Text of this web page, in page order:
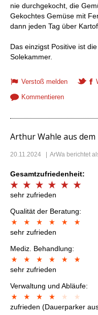
nie durchgekocht, die
Gekochtes Gemüse mit
dann jeden Tag über
Das einzigst Positive ist
Solekammer.
Verstoß melden
Kommentieren
Arthur Wahle aus
20.11.2024 ArWa berichtet
Gesamtzufriedenheit:
sehr zufrieden
Qualität der Beratung:
sehr zufrieden
Mediz. Behandlung:
sehr zufrieden
Verwaltung und Abläufe:
zufrieden (Dauerparker